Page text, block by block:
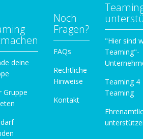
deine
Gruppe
Noch
Fragen?
FAQs
Rechtliche
Hinweise
Kontakt
"Hier sind
Teaming"-
Teaming 4
Teaming